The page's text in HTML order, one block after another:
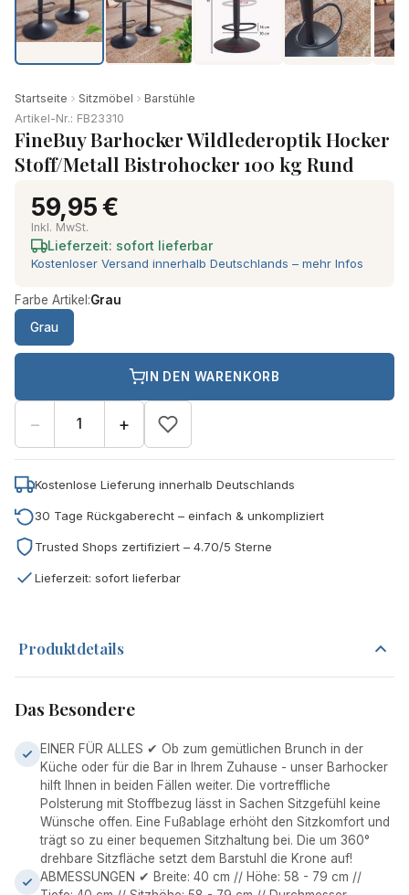
Startseite Sitzmöbel
Barstühle
Artikel-Nr.: FB23310
FineBuy Barhocker Wildlederoptik Hocker
Stoff/Metall Bistrohocker 100 kg Rund
59,95 €
Inkl. MwSt.
Lieferzeit: sofort lieferbar
Kostenloser Versand innerhalb Deutschlands – mehr Infos
Farbe Artikel:Grau
Grau
− +
IN DEN WARENKORB
Kostenlose Lieferung innerhalb Deutschlands
30 Tage Rückgaberecht – einfach & unkompliziert
Trusted Shops zertifiziert – 4.70/5 Sterne
Lieferzeit: sofort lieferbar
Produktdetails
Das Besondere
EINER FÜR ALLES ✔ Ob zum gemütlichen Brunch in der
Küche oder für die Bar in Ihrem Zuhause - unser Barhocker
hilft Ihnen in beiden Fällen weiter. Die vortreffliche
Polsterung mit Stoffbezug lässt in Sachen Sitzgefühl keine
Wünsche offen. Eine Fußablage erhöht den Sitzkomfort und
trägt so zu einer bequemen Sitzhaltung bei. Die um 360°
drehbare Sitzfläche setzt dem Barstuhl die Krone auf!
ABMESSUNGEN ✔ Breite: 40 cm // Höhe: 58 - 79 cm //